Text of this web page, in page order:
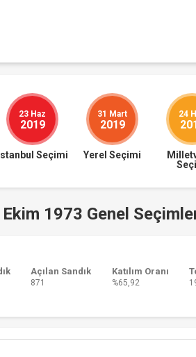
23 Haz
2019
Seçimi
31 Mart
2019
Yerel Seçimi
24
1973 Genel
Açılan Sandık
871
Katılım Oranı
%65,92